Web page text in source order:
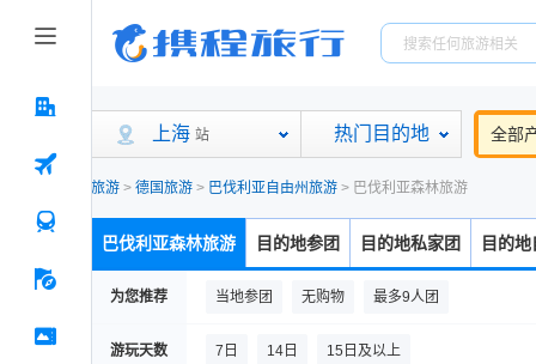
上海 站 热门目的地 全部
旅游 > 德国旅游 > 巴伐利亚自由州旅游 > 巴伐利亚森林旅游
巴伐利亚森林旅游 目的地参团 目的地私家团 目的
为您推荐 当地参团 无购物 最多9人团
游玩天数 7日 14日 15日及以上